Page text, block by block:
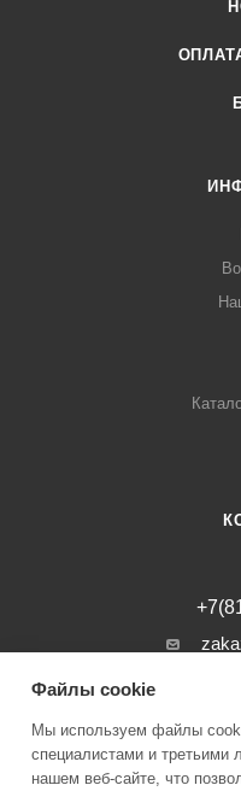
г. Санкт-
Файлы cookie
Мы используем файлы
специалистами и третьими
нашем веб-сайте, что